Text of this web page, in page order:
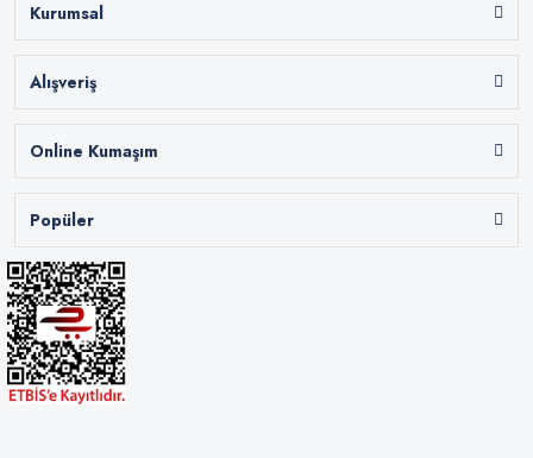
Kurumsal
Alışveriş
Online Kumaşım
Popüler